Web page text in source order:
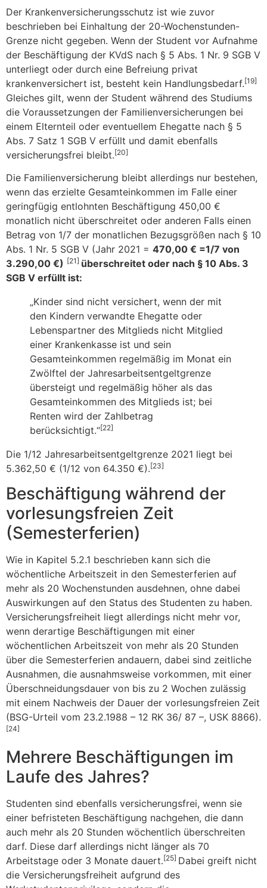
Der Krankenversicherungsschutz ist wie zuvor
beschrieben bei Einhaltung der 20-Wochenstunden-
Grenze nicht gegeben. Wenn der Student vor Aufnahme
der Beschäftigung der KVdS nach § 5 Abs. 1 Nr. 9 SGB V
unterliegt oder durch eine Befreiung privat
krankenversichert ist, besteht kein Handlungsbedarf.[19]
Gleiches gilt, wenn der Student während des Studiums
die Voraussetzungen der Familienversicherungen bei
einem Elternteil oder eventuellem Ehegatte nach § 5
Abs. 7 Satz 1 SGB V erfüllt und damit ebenfalls
versicherungsfrei bleibt.[20]
Die Familienversicherung bleibt allerdings nur bestehen,
wenn das erzielte Gesamteinkommen im Falle einer
geringfügig entlohnten Beschäftigung 450,00 €
monatlich nicht überschreitet oder anderen Falls einen
Betrag von 1/7 der monatlichen Bezugsgrößen nach § 10
Abs. 1 Nr. 5 SGB V (Jahr 2021 = 470,00 € =1/7 von
3.290,00 €) [21] überschreitet oder nach § 10 Abs. 3
SGB V erfüllt ist:
„Kinder sind nicht versichert, wenn der mit
den Kindern verwandte Ehegatte oder
Lebenspartner des Mitglieds nicht Mitglied
einer Krankenkasse ist und sein
Gesamteinkommen regelmäßig im Monat ein
Zwölftel der Jahresarbeitsentgeltgrenze
übersteigt und regelmäßig höher als das
Gesamteinkommen des Mitglieds ist; bei
Renten wird der Zahlbetrag
berücksichtigt.“[22]
Die 1/12 Jahresarbeitsentgeltgrenze 2021 liegt bei
5.362,50 € (1/12 von 64.350 €).[23]
Beschäftigung während der
vorlesungsfreien Zeit
(Semesterferien)
Wie in Kapitel 5.2.1 beschrieben kann sich die
wöchentliche Arbeitszeit in den Semesterferien auf
mehr als 20 Wochenstunden ausdehnen, ohne dabei
Auswirkungen auf den Status des Studenten zu haben.
Versicherungsfreiheit liegt allerdings nicht mehr vor,
wenn derartige Beschäftigungen mit einer
wöchentlichen Arbeitszeit von mehr als 20 Stunden
über die Semesterferien andauern, dabei sind zeitliche
Ausnahmen, die ausnahmsweise vorkommen, mit einer
Überschneidungsdauer von bis zu 2 Wochen zulässig
mit einem Nachweis der Dauer der vorlesungsfreien Zeit
(BSG-Urteil vom 23.2.1988 – 12 RK 36/ 87 –, USK 8866).
[24]
Mehrere Beschäftigungen im
Laufe des Jahres?
Studenten sind ebenfalls versicherungsfrei, wenn sie
einer befristeten Beschäftigung nachgehen, die dann
auch mehr als 20 Stunden wöchentlich überschreiten
darf. Diese darf allerdings nicht länger als 70
Arbeitstage oder 3 Monate dauert.[25] Dabei greift nicht
die Versicherungsfreiheit aufgrund des